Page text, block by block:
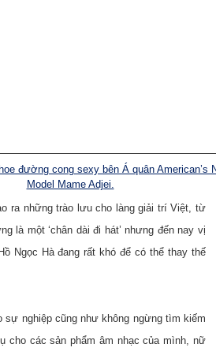
đường cong sexy bên Á quân American’s
Model Mame Adjei.
ra những trào lưu cho làng giải trí Việt, từ
là một ‘chân dài đi hát’ nhưng đến nay vị
Ngọc Hà đang rất khó để có thể thay thế
sự nghiệp cũng như không ngừng tìm kiếm
cho các sản phẩm âm nhạc của mình, nữ